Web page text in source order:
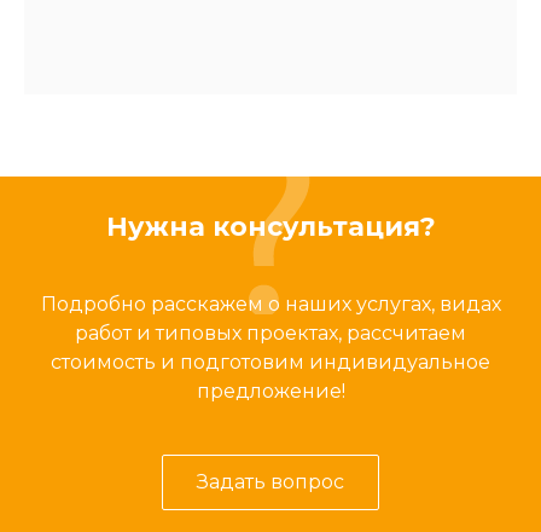
Нужна консультация?
Подробно расскажем о наших услугах, видах
работ и типовых проектах, рассчитаем
стоимость и подготовим индивидуальное
предложение!
Задать вопрос